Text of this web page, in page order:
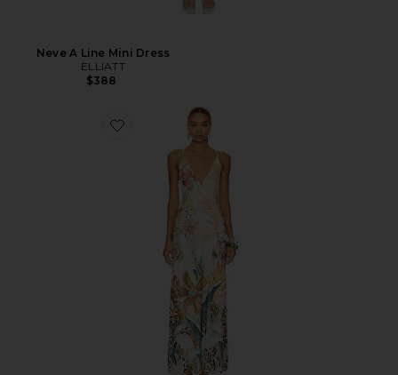
Neve A Line Mini Dress
ELLIATT
$388